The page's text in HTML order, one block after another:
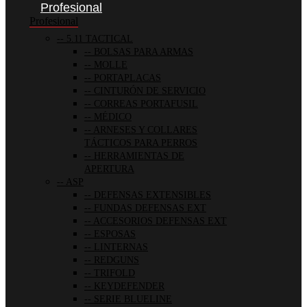
Profesional
Profesional
5.11 TACTICAL
BOLSAS PARA ARMAS
MOLLE
PORTAPLACAS
CINTURÓN DE SERVICIO
CORREAS PORTAFUSIL
MÉDICO
ARNESES Y COLLARES
TÁCTICOS PARA PERROS
HERRAMIENTAS DE
APERTURA
ASP
DEFENSAS EXTENSIBLES
FUNDAS DEFENSAS EXT
ACCESORIOS DEFENSAS EXT
ESPOSAS
LINTERNAS
REDGUNS
TRIFOLD
KEYDEFENDER
SERIE BLUELINE